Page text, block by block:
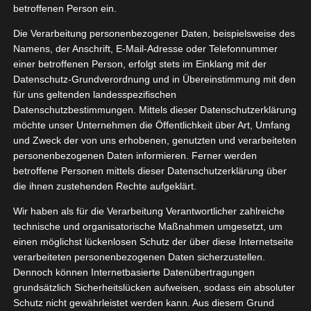
12, 2024
Gewinnspiele
Adventskalender von UTRY.ME
Dezember 2, 2024 | Essen,Gewinnspiele,Produktvorstellungen,
Sonstiges
6
10, 2024
–
in
der
betroffenen Person ein.
Die Verarbeitung personenbezogener Daten, beispielsweise des
Namens, der Anschrift, E-Mail-Adresse oder Telefonnummer
einer betroffenen Person, erfolgt stets im Einklang mit der
Datenschutz-Grundverordnung und in Übereinstimmung mit den
für uns geltenden landesspezifischen
Datenschutzbestimmungen. Mittels dieser Datenschutzerklärung
möchte unser Unternehmen die Öffentlichkeit über Art, Umfang
und Zweck der von uns erhobenen, genutzten und verarbeiteten
personenbezogenen Daten informieren. Ferner werden
betroffene Personen mittels dieser Datenschutzerklärung über
die ihnen zustehenden Rechte aufgeklärt.
Wir haben als für die Verarbeitung Verantwortlicher zahlreiche
technische und organisatorische Maßnahmen umgesetzt, um
einen möglichst lückenlosen Schutz der über diese Internetseite
verarbeiteten personenbezogenen Daten sicherzustellen.
Dennoch können Internetbasierte Datenübertragungen
grundsätzlich Sicherheitslücken aufweisen, sodass ein absoluter
Schutz nicht gewährleistet werden kann. Aus diesem Grund